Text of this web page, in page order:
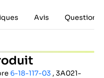
Avis Questions
6-18-117-03 , 3A021-